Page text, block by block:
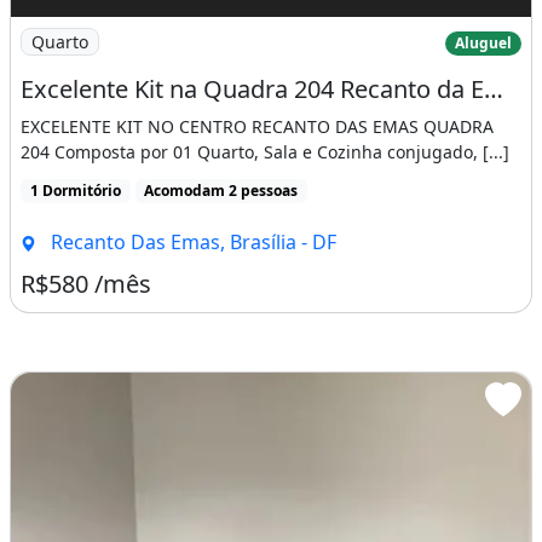
Imagem: Excelente Kit na Quadra 204 Recanto da Emas
Quarto Aluguel
Excelente Kit na Quadra 204 Recanto da Emas
EXCELENTE KIT NO CENTRO RECANTO DAS EMAS QUADRA
204 Composta por 01 Quarto, Sala e Cozinha conjugado, [...]
1 Dormitório Acomodam 2 pessoas
Recanto Das Emas, Brasília - DF
R$580 /mês